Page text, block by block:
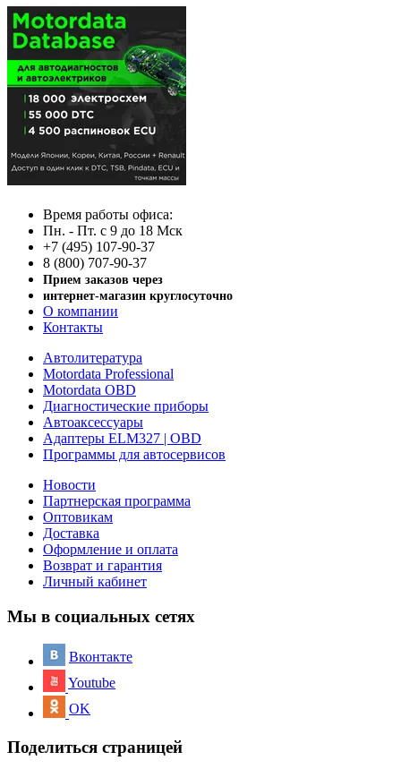
Время работы офиса:
Пн. - Пт. с 9 до 18 Мск
+7 (495) 107-90-37
8 (800) 707-90-37
Прием заказов через
интернет-магазин круглосуточно
О компании
Контакты
Автолитература
Motordata Professional
Motordata OBD
Диагностические приборы
Автоаксессуары
Адаптеры ELM327 | OBD
Программы для автосервисов
Новости
Партнерская программа
Оптовикам
Доставка
Оформление и оплата
Возврат и гарантия
Личный кабинет
Мы в социальных сетях
Вконтакте
Youtube
OK
Поделиться страницей